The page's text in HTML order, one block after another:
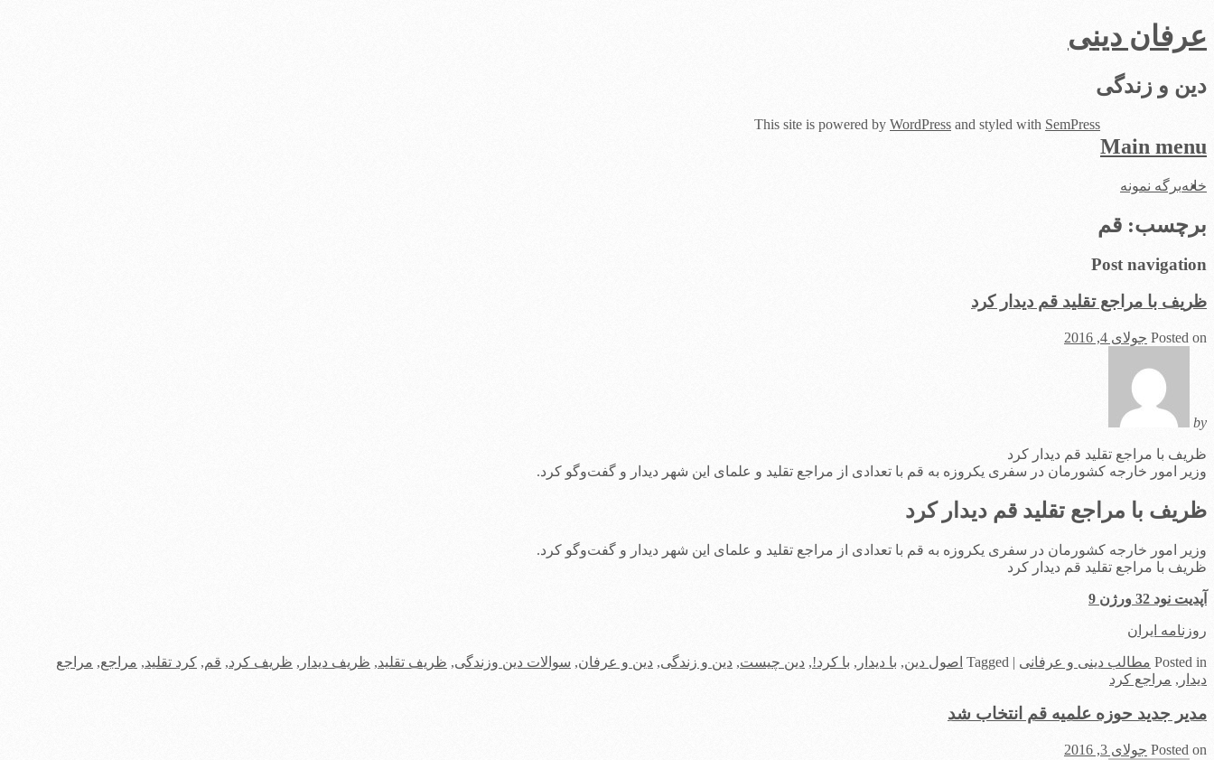
عرفان دینی
دین و زندگی
Main menu
Skip
خانهبرگه نمونه
برچسب: قم
Post navigation
ظریف با مراجع تقلید قم دیدار کرد
Posted on جولای 4, 2016
by
ظریف با مراجع تقلید قم دیدار کرد
وزیر امور خارجه کشورمان در سفری یکروزه به قم با تعدادی از مراجع تقلید و علمای این شهر دیدار و گفت‌وگو کرد.
ظریف با مراجع تقلید قم دیدار کرد
وزیر امور خارجه کشورمان در سفری یکروزه به قم با تعدادی از مراجع تقلید و علمای این شهر دیدار و گفت‌وگو کرد.
ظریف با مراجع تقلید قم دیدار کرد
آپدیت نود 32 ورژن 9
روزنامه ایران
Posted in مطالب دینی و عرفانی |
Tagged اصول دین, با دیدار , با کرد!, دین چیست, دین و زندگی, دین و عرفان, سوالات دین وزندگی, ظریف تقلید, ظریف دیدار , ظریف کرد, قم, کرد تقلید, مراجع, مراجع
دیدار , مراجع کرد
مدیر جدید حوزه علمیه قم انتخاب شد
Posted on جولای 3, 2016
This site is powered by WordPress and styled with SemPress